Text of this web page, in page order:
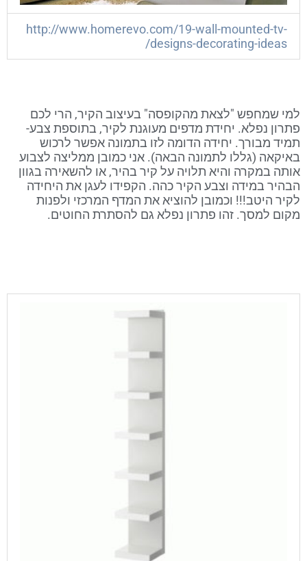
http://www.homerevo.com/19-wall-mounted-tv-
designs-decorating-ideas/
למי שמחפש "לצאת מהקופסה" בעיצוב הקיר, הרי לכם
פתרון נפלא. יחידת מדפים מעוגנת לקיר, בתוספת צבע-
תמיד מבורך. יחידה הדומה לזו בתמונה אפשר לרכוש
באיקאה (גללו לתמונה הבאה). אני כמובן ממליצה לצבוע
אותה במקרה והיא תלויה על קיר בהיר, או להשאירה בגוון
הבהיר במידה וצבע הקיר כהה. הקפידו לעגן את היחידה
לקיר היטב!!! וכמובן להוציא את המדף המרכזי ולפנות
מקום למסך. זהו פתרון נפלא גם להסתרת החוטים.